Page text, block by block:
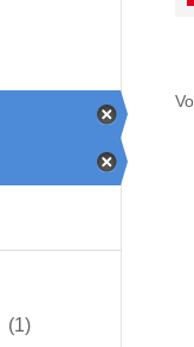
(1)